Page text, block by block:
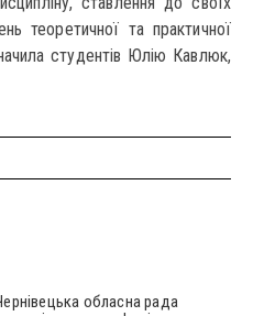
теоретичної та практичної
студентів Юлію Кавлюк,
обласна рада